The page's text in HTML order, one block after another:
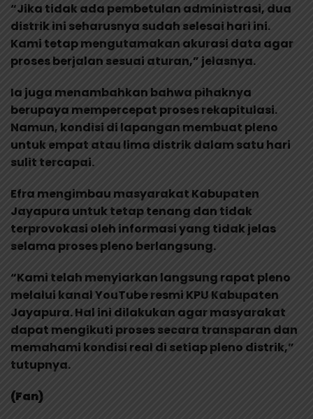
“Jika tidak ada pembetulan administrasi, dua
distrik ini seharusnya sudah selesai hari ini.
Kami tetap mengutamakan akurasi data agar
proses berjalan sesuai aturan,” jelasnya.
Ia juga menambahkan bahwa pihaknya
berupaya mempercepat proses rekapitulasi.
Namun, kondisi di lapangan membuat pleno
untuk empat atau lima distrik dalam satu hari
sulit tercapai.
Efra mengimbau masyarakat Kabupaten
Jayapura untuk tetap tenang dan tidak
terprovokasi oleh informasi yang tidak jelas
selama proses pleno berlangsung.
“Kami telah menyiarkan langsung rapat pleno
melalui kanal YouTube resmi KPU Kabupaten
Jayapura. Hal ini dilakukan agar masyarakat
dapat mengikuti proses secara transparan dan
memahami kondisi real di setiap pleno distrik,”
tutupnya.
(Fan)